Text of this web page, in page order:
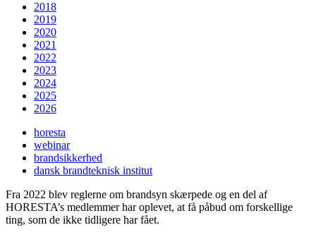
2018
2019
2020
2021
2022
2023
2024
2025
2026
horesta
webinar
brandsikkerhed
dansk brandteknisk institut
Fra 2022 blev reglerne om brandsyn skærpede og en del af
HORESTA’s medlemmer har oplevet, at få påbud om forskellige
ting, som de ikke tidligere har fået.